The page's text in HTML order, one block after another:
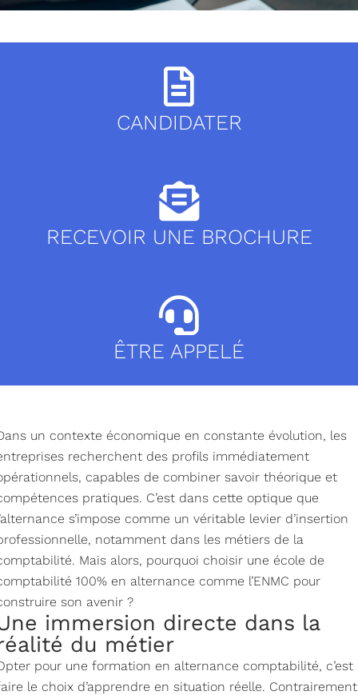
CANDIDATER
RECEVOIR UNE BROCHURE
ÊTRE APPELÉ
un contexte économique en constante évolution, les
recherchent des profils immédiatement
capables de combiner savoir théorique et
pratiques. C’est dans cette optique que
s’impose comme un véritable levier d’insertion
notamment dans les métiers de la
Mais alors, pourquoi choisir une école de
100% en alternance comme l’ENMC pour
son avenir ?
immersion directe dans la
du métier
pour une formation en alternance comptabilité, c’est
le choix d’apprendre en situation réelle. Contrairement